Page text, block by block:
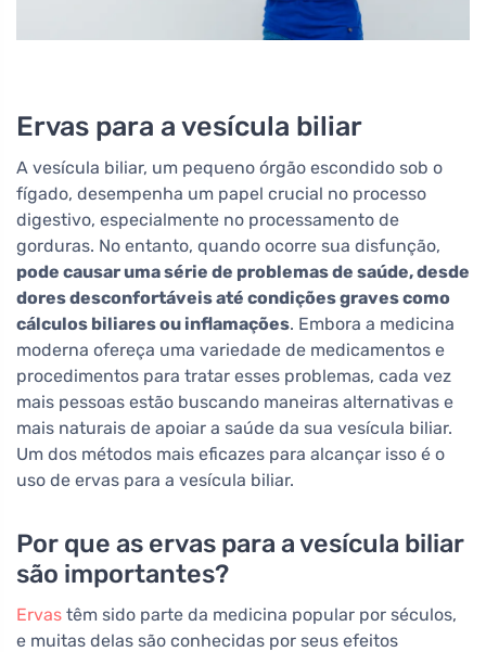
Ervas para a vesícula biliar
A vesícula biliar, um pequeno órgão escondido sob o
fígado, desempenha um papel crucial no processo
digestivo, especialmente no processamento de
gorduras. No entanto, quando ocorre sua disfunção,
pode causar uma série de problemas de saúde, desde
dores desconfortáveis até condições graves como
cálculos biliares ou inflamações. Embora a medicina
moderna ofereça uma variedade de medicamentos e
procedimentos para tratar esses problemas, cada vez
mais pessoas estão buscando maneiras alternativas e
mais naturais de apoiar a saúde da sua vesícula biliar.
Um dos métodos mais eficazes para alcançar isso é o
uso de ervas para a vesícula biliar.
Por que as ervas para a vesícula biliar
são importantes?
Ervas têm sido parte da medicina popular por séculos,
e muitas delas são conhecidas por seus efeitos